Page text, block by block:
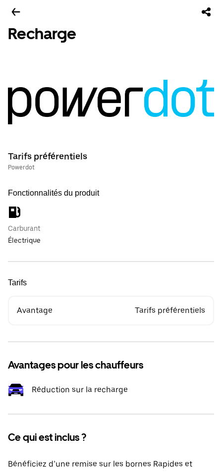
Recharge
Tarifs préférentiels
Powerdot
Fonctionnalités du produit
Carburant
Électrique
Tarifs
Avantage Tarifs préférentiels
Avantages pour les chauffeurs
Réduction sur la recharge
Ce qui est inclus ?
Bénéficiez d’une remise sur les bornes Rapides et